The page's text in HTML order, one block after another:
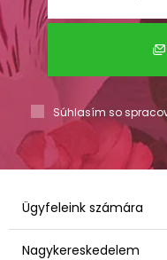
Súhlasím so
Ügyfeleink számára
Nagykereskedelem